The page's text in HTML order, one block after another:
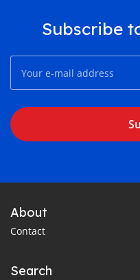
Subscribe
About
Contact
Search